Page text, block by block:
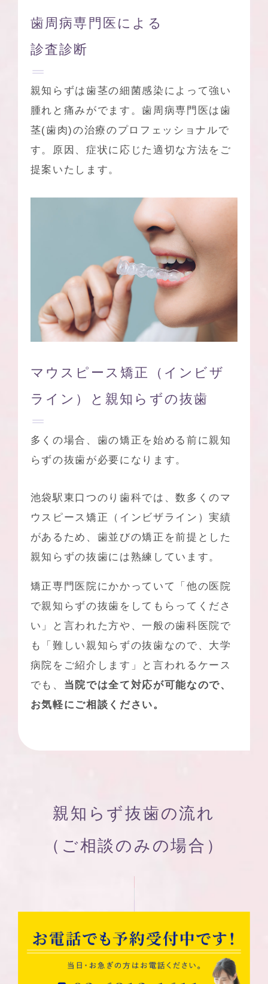
歯周病専門医による
診査診断
親知らずは歯茎の細菌感染によって強い
腫れと痛みがでます。歯周病専門医は歯
茎(歯肉)の治療のプロフェッショナルで
す。原因、症状に応じた適切な方法をご
提案いたします。
マウスピース矯正
（インビザ
ライン）と 親知らずの抜歯
多くの場合、歯の矯正を始める前に親知
らずの抜歯が必要になります。
池袋駅東口つのり歯科では、数多くのマ
ウスピース矯正（インビザライン）実績
があるため、歯並びの矯正を前提とした
親知らずの抜歯には熟練しています。
矯正専門医院にかかっていて「他の医院
で親知らずの抜歯をしてもらってくださ
い」と言われた方や、一般の歯科医院で
も「難しい親知らずの抜歯なので、大学
病院をご紹介します」と言われるケース
でも、 当院では全て対応が可能なので、
お気軽にご相談ください。
親知らず抜歯の流れ
（ご相談のみの場合）